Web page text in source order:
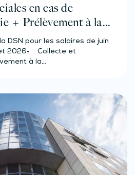
en cas de
+ Prélèvement à la
et assimilés
50 salariés)
DSN pour les salaires de juin
2026• Collecte et
à la…